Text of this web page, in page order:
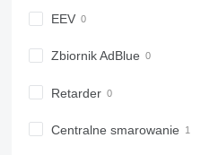
988
992
C-series
EEV
Zbiornik AdBlue
Retarder
Centralne smarowanie